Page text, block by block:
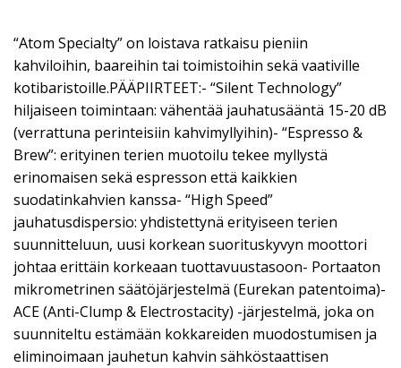
“Atom Specialty” on loistava ratkaisu pieniin
kahviloihin, baareihin tai toimistoihin sekä vaativille
kotibaristoille.PÄÄPIIRTEET:- “Silent Technology”
hiljaiseen toimintaan: vähentää jauhatusääntä 15-20 dB
(verrattuna perinteisiin kahvimyllyihin)- “Espresso &
Brew”: erityinen terien muotoilu tekee myllystä
erinomaisen sekä espresson että kaikkien
suodatinkahvien kanssa- “High Speed”
jauhatusdispersio: yhdistettynä erityiseen terien
suunnitteluun, uusi korkean suorituskyvyn moottori
johtaa erittäin korkeaan tuottavuustasoon- Portaaton
mikrometrinen säätöjärjestelmä (Eurekan patentoima)-
ACE (Anti-Clump & Electrostacity) -järjestelmä, joka on
suunniteltu estämään kokkareiden muodostumisen ja
eliminoimaan jauhetun kahvin sähköstaattisen